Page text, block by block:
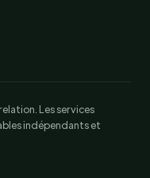
Les services
indépendants et